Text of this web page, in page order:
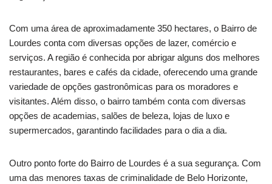
Com uma área de aproximadamente 350 hectares, o Bairro de
Lourdes conta com diversas opções de lazer, comércio e
serviços. A região é conhecida por abrigar alguns dos melhores
restaurantes, bares e cafés da cidade, oferecendo uma grande
variedade de opções gastronômicas para os moradores e
visitantes. Além disso, o bairro também conta com diversas
opções de academias, salões de beleza, lojas de luxo e
supermercados, garantindo facilidades para o dia a dia.
Outro ponto forte do Bairro de Lourdes é a sua segurança. Com
uma das menores taxas de criminalidade de Belo Horizonte,